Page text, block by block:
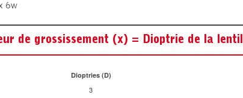
6w
de grossissement (x) = Dioptrie de la
Dioptries (D)
3